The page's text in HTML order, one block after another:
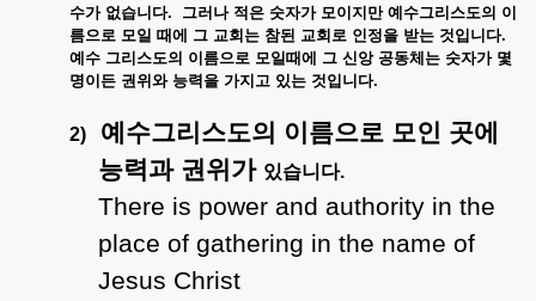
수가 없습니다. 그러나 적은 숫자가 모이지만 예수그리스도의 이
름으로 모일 때에 그 교회는 참된 교회로 인정을 받는 것입니다.
예수 그리스도의 이름으로 모일때에 그 신앙 공동체는 숫자가 몇
명이든 권위와 능력을 가지고 있는 것입니다.
2) 예수그리스도의 이름으로 모인 곳에
능력과 권위가 있습니다.
There is power and authority in the
place of gathering in the name of
Jesus Christ